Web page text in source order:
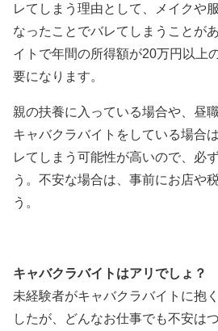
レてしまう理由として、メイクや
なったことでバレてしまうことが
イトで年間の所得額が20万円以上
要になります。
親の扶養に入っている場合や、昼
キャバクラバイトをしている場合
レてしまう可能性が高いので、必
う。不安な場合は、事前にお店や
う。
キャバクラバイトはアリでしょ？
未経験者がキャバクラバイトに抱
したが、どんなお仕事でも不安は